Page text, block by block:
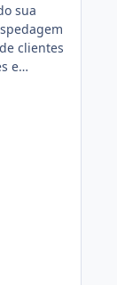
sua
clientes
e